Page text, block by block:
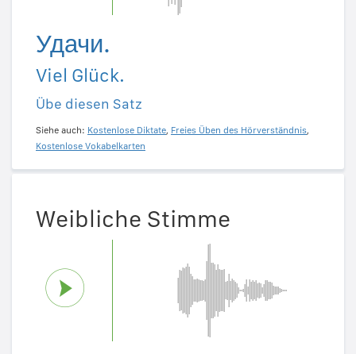
Удачи.
Viel Glück.
Übe diesen Satz
Siehe auch: Kostenlose Diktate, Freies Üben des Hörverständnis,
Kostenlose Vokabelkarten
Weibliche Stimme